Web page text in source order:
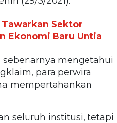
Sektor
Ekonomi Baru Untia
mengetahui
para perwira
mempertahankan
seluruh institusi, tetapi